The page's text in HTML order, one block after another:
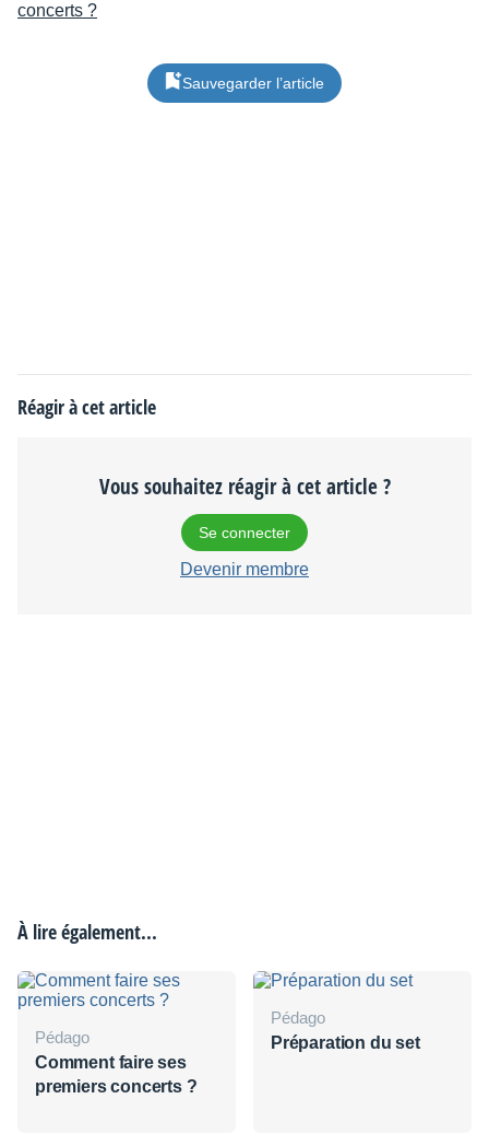
concerts ?
Sauvegarder l’article
Réagir à cet article
Vous souhaitez réagir à cet article ?
Se connecter
Devenir membre
À lire également...
Pédago
Comment faire ses
premiers concerts ?
Pédago
Préparation du set